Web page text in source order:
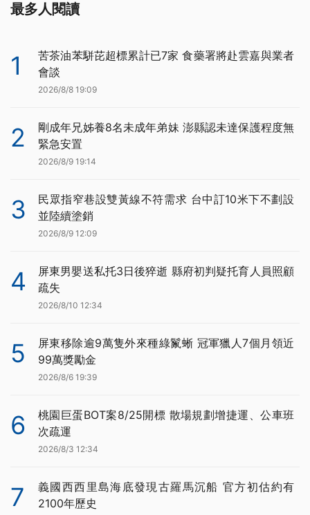
最多人閱讀
1
苦茶油苯駢芘超標累計已7家 食藥署將赴雲嘉與業者
會談
2026/8/8 19:09
2
剛成年兄姊養8名未成年弟妹 澎縣認未達保護程度無
緊急安置
2026/8/9 19:14
3
民眾指窄巷設雙黃線不符需求 台中訂10米下不劃設
並陸續塗銷
2026/8/9 12:09
4
屏東男嬰送私托3日後猝逝 縣府初判疑托育人員照顧
疏失
2026/8/10 12:34
5
屏東移除逾9萬隻外來種綠鬣蜥 冠軍獵人7個月領近
99萬獎勵金
2026/8/6 19:39
6
桃園巨蛋BOT案8/25開標 散場規劃增捷運、公車班
次疏運
2026/8/3 12:34
7
義國西西里島海底發現古羅馬沉船 官方初估約有
2100年歷史